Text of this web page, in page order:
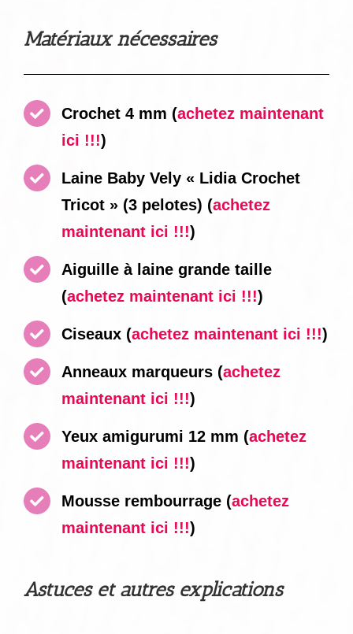
Matériaux nécessaires
Crochet 4 mm (achetez maintenant
ici !!!)
Laine Baby Vely « Lidia Crochet
Tricot » (3 pelotes) (achetez
maintenant ici !!!)
Aiguille à laine grande taille
(achetez maintenant ici !!!)
Ciseaux (achetez maintenant ici !!!)
Anneaux marqueurs (achetez
maintenant ici !!!)
Yeux amigurumi 12 mm (achetez
maintenant ici !!!)
Mousse rembourrage (achetez
maintenant ici !!!)
Astuces et autres explications